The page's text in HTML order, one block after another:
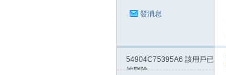
發消息
54904C75395A6 該用戶已
被刪除